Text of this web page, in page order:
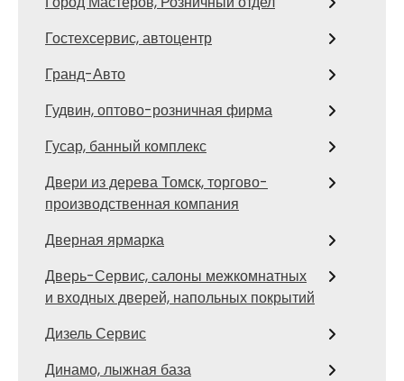
Гостехсервис, автоцентр
Гранд-Авто
Гудвин, оптово-розничная фирма
Гусар, банный комплекс
Двери из дерева Томск, торгово-
производственная компания
Дверная ярмарка
Дверь-Сервис, салоны межкомнатных
и входных дверей, напольных покрытий
Дизель Сервис
Динамо, лыжная база